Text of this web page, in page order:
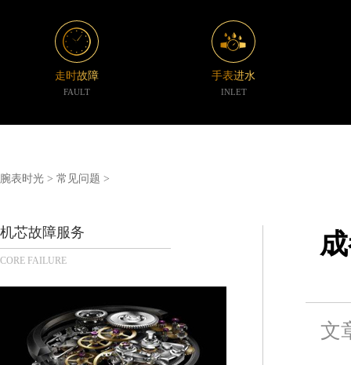
上海市黄浦区南京东路299号宏伊国际广场写字楼
南京市秦淮区中山南路1号（新街口）南京中心写
常州市新北区龙锦路1590号现代传媒中心写字楼5
徐州市鼓楼区淮海东路29号苏宁广场IFC国际金融
绍兴市越城区胜利东路379号世茂天际中心写字楼
南昌市红谷滩新区红谷中大道998号绿地双子塔（
济南市历下区经十路11111号华润中心写字楼（万
广州市天河区天河路230号万菱汇国际中心写字楼
广州市越秀区环市东路371-375号世界贸易中心大
走时故障
FAULT
手表进水
INLET
腕表时光 > 常见问题 >
机芯故障服务
CORE FAILURE
文